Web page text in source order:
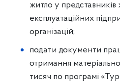
житло у представників
експлуатаційних
організацій;
подати документи
отримання
тисяч по програмі